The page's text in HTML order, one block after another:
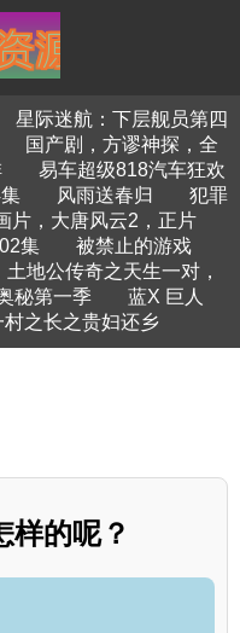
星际迷航：下层舰员第四
国产剧，方谬神探，全
易车超级818汽车狂欢
风雨送春归
犯罪
片，大唐风云2，正片
集
被禁止的游戏
土地公传奇之天生一对，
秘第一季
蓝X 巨人
村之长之贵妇还乡
样的呢？